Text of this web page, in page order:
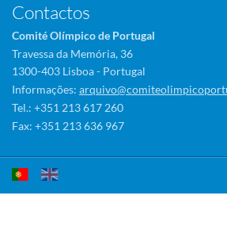
Contactos
Comité Olímpico de Portugal
Travessa da Memória, 36
1300-403 Lisboa - Portugal
Informações:
Tel.: +351 213 617 260
Fax: +351 213 636 967